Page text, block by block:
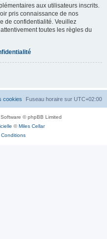
aux utilisateurs inscrits.
pris connaissance de nos
de confidentialité. Veuillez
toutes les règles du
Fuseau horaire sur UTC+02:00
cookies
© phpBB Limited
©Miles Cellar
Conditions